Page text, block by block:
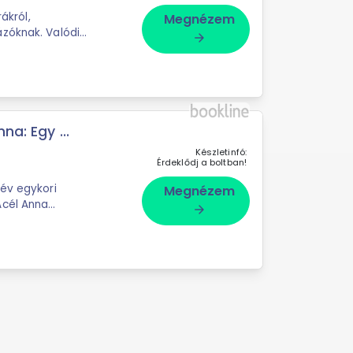
Valódi
Megnézem
arrow_forward
Egy ...
egykori
Anna
Készletinfó:
Érdeklődj a boltban!
Megnézem
arrow_forward